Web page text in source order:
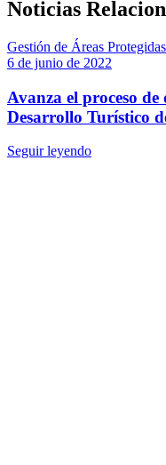
Noticias
Gestión de Áreas Protegidas
6 de junio de 2022
Avanza el proceso
Desarrollo Turístico
Seguir leyendo